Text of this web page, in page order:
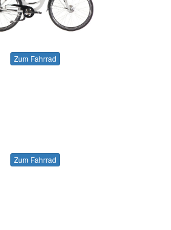
Zum Fahrrad
Zum Fahrrad